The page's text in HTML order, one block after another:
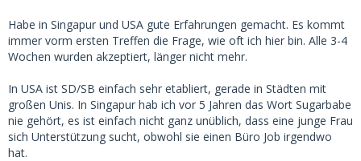
Habe in Singapur und USA gute Erfahrungen gemacht. Es kommt
immer vorm ersten Treffen die Frage, wie oft ich hier bin. Alle 3-4
Wochen wurden akzeptiert, länger nicht mehr.
In USA ist SD/SB einfach sehr etabliert, gerade in Städten mit
großen Unis. In Singapur hab ich vor 5 Jahren das Wort Sugarbabe
nie gehört, es ist einfach nicht ganz unüblich, dass eine junge Frau
sich Unterstützung sucht, obwohl sie einen Büro Job irgendwo
hat.